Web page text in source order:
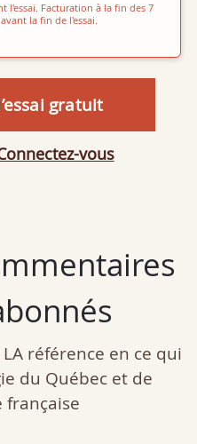
l'essai. Facturation à la fin des 7
la fin de l'essai.
gratuit
vous
référence en ce qui
du Québec et de
française